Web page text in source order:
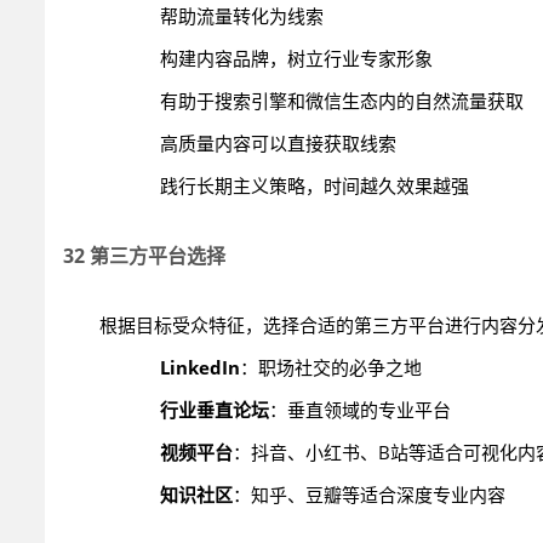
帮助流量转化为线索
构建内容品牌，树立行业专家形象
有助于搜索引擎和微信生态内的自然流量获取
高质量内容可以直接获取线索
践行长期主义策略，时间越久效果越强
32 第三方平台选择
根据目标受众特征，选择合适的第三方平台进行内容分
LinkedIn：职场社交的必争之地
行业垂直论坛：垂直领域的专业平台
视频平台：抖音、小红书、B站等适合可视化内
知识社区：知乎、豆瓣等适合深度专业内容